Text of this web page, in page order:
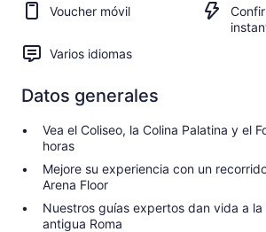
Voucher móvil
Varios idiomas
Datos generales
Vea el Coliseo, la Colina Palatina y el
horas
Mejore su experiencia con un
Arena Floor
Nuestros guías expertos dan vida a la
antigua Roma